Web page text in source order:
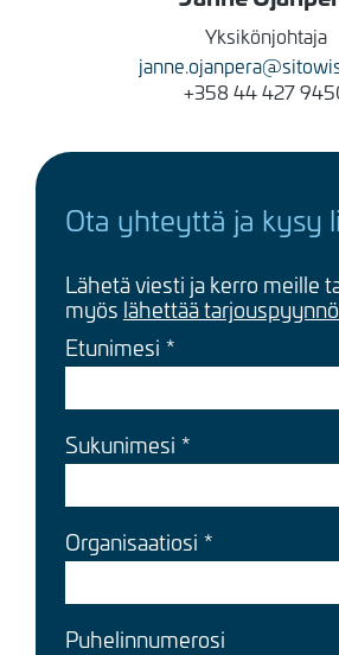
Yksikönjohtaja
+358 44 427
Ota yhteyttä ja kysy
Lähetä viesti ja kerro meille
myös lähettää
Etunimesi
Sukunimesi
Organisaatiosi
Puhelinnumerosi